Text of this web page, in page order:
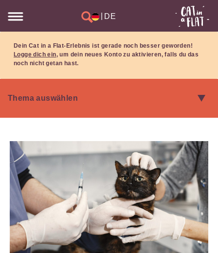
DE
Dein Cat in a Flat-Erlebnis ist gerade noch besser geworden!
Logge dich ein, um dein neues Konto zu aktivieren, falls du das
noch nicht getan hast.